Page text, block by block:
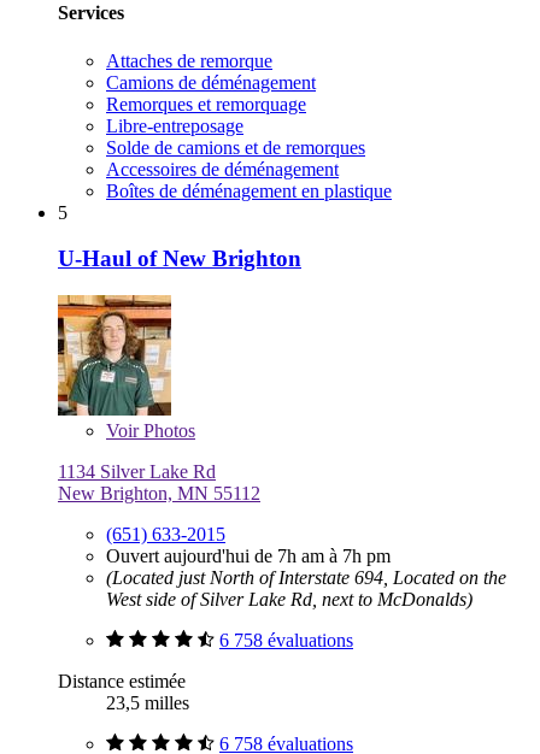
Services
Attaches de remorque
Camions de déménagement
Remorques et remorquage
Libre-entreposage
Solde de camions et de remorques
Accessoires de déménagement
Boîtes de déménagement en plastique
5
U-Haul of New Brighton
VoirPhotos
1134 Silver Lake Rd
New Brighton, MN 55112
(651) 633-2015
Ouvert aujourd'hui de 7h am à 7h pm
(Located just North of Interstate 694, Located on the
West side of Silver Lake Rd, next to McDonalds)
6 758 évaluations
Distance estimée
23,5 milles
6 758 évaluations